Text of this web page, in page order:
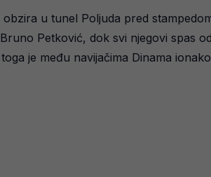
u tunel Poljuda pred
Petković, dok svi njegovi spas
je među navijačima Dinama